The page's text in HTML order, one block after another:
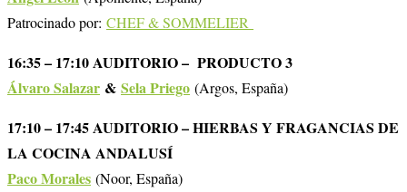
Patrocinado por: CHEF & SOMMELIER
16:35 – 17:10 AUDITORIO – PRODUCTO 3
Álvaro Salazar & Sela Priego (Argos, España)
17:10 – 17:45 AUDITORIO – HIERBAS Y FRAGANCIAS DE
LA COCINA ANDALUSÍ
Paco Morales (Noor, España)